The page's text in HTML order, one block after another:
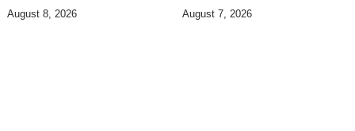
Internacional de Díli
August 8, 2026
modalidade em Timor Leste
August 7, 2026